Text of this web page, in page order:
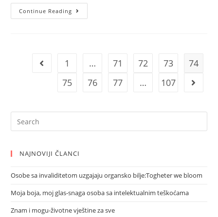
Continue Reading
naš
Go to the previous page
1 … 71 72 73
74
75
76 77 … 107 Go to
NAJNOVIJI ČLANCI
Osobe sa invaliditetom uzgajaju organsko bilje:Togheter we bloom
Moja boja, moj glas-snaga osoba sa intelektualnim teškoćama
Znam i mogu-životne vještine za sve